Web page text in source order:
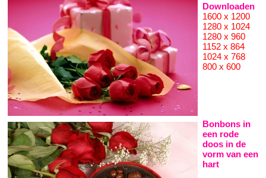
Downloaden
1600 x 1200
1280 x 1024
1280 x 960
1152 x 864
1024 x 768
800 x 600
Bonbons in
een rode
doos in de
vorm van een
hart